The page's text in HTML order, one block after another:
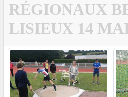
RÉGIONAUX
LISIEUX 14